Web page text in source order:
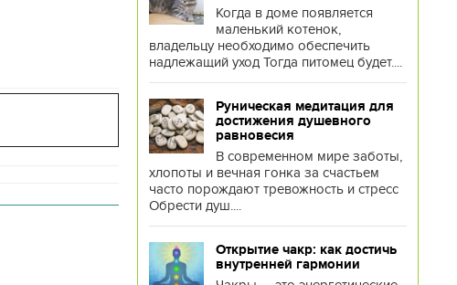
Когда в доме появляется
маленький котенок,
владельцу необходимо обеспечить
надлежащий уход Тогда питомец будет....
Руническая медитация для
достижения душевного
равновесия
В современном мире заботы,
хлопоты и вечная гонка за счастьем
часто порождают тревожность и стресс
Обрести душ....
Открытие чакр: как достичь
внутренней гармонии